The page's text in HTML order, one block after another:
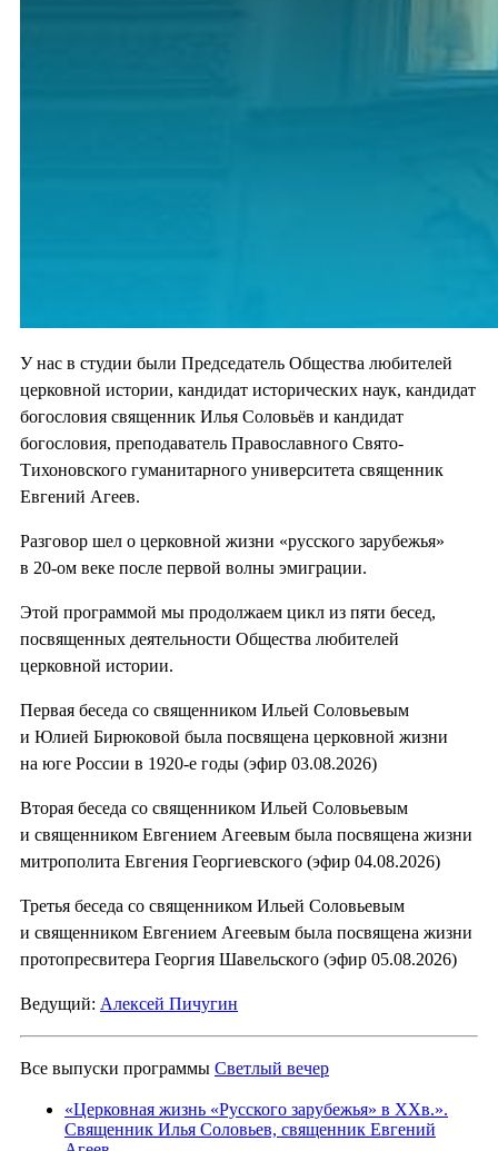
У нас в студии были Председатель Общества любителей
церковной истории, кандидат исторических наук, кандидат
богословия священник Илья Соловьёв и кандидат
богословия, преподаватель Православного Свято-
Тихоновского гуманитарного университета священник
Евгений Агеев.
Разговор шел о церковной жизни «русского зарубежья»
в 20-ом веке после первой волны эмиграции.
Этой программой мы продолжаем цикл из пяти бесед,
посвященных деятельности Общества любителей
церковной истории.
Первая беседа со священником Ильей Соловьевым
и Юлией Бирюковой была посвящена церковной жизни
на юге России в 1920-е годы (эфир 03.08.2026)
Вторая беседа со священником Ильей Соловьевым
и священником Евгением Агеевым была посвящена жизни
митрополита Евгения Георгиевского (эфир 04.08.2026)
Третья беседа со священником Ильей Соловьевым
и священником Евгением Агеевым была посвящена жизни
протопресвитера Георгия Шавельского (эфир 05.08.2026)
Ведущий: Алексей Пичугин
Все выпуски программы Светлый вечер
«Церковная жизнь «Русского зарубежья» в ХХв.».
Священник Илья Соловьев, священник Евгений